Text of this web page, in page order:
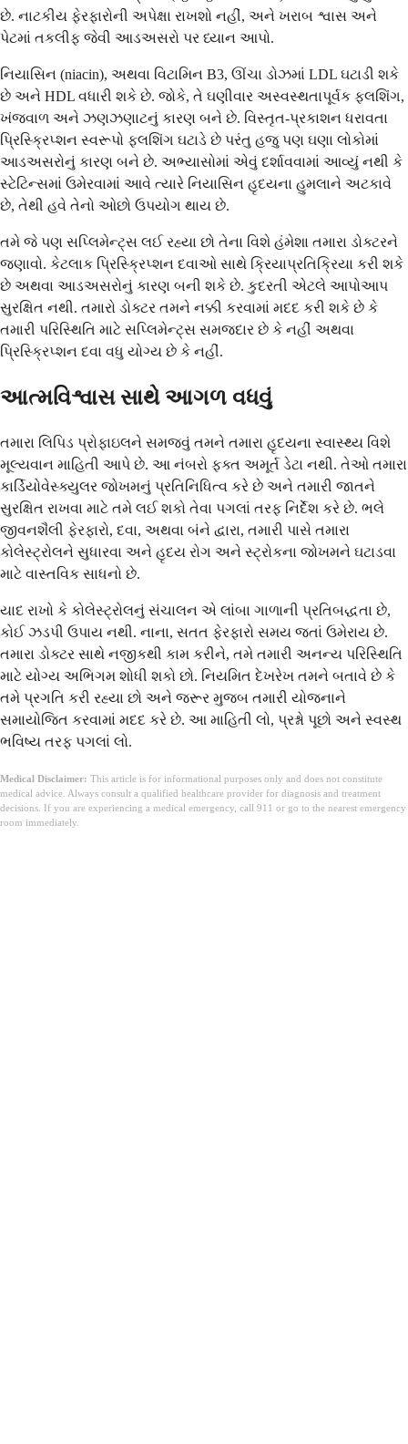
છે. નાટકીય ફેરફારોની અપેક્ષા રાખશો નહીં, અને ખરાબ શ્વાસ અને
પેટમાં તકલીફ જેવી આડઅસરો પર ધ્યાન આપો.
નિયાસિન (niacin), અથવા વિટામિન B3, ઊંચા ડોઝમાં LDL ઘટાડી શકે
છે અને HDL વધારી શકે છે. જોકે, તે ઘણીવાર અસ્વસ્થતાપૂર્વક ફ્લશિંગ,
ખંજવાળ અને ઝણઝણાટનું કારણ બને છે. વિસ્તૃત-પ્રકાશન ધરાવતા
પ્રિસ્ક્રિપ્શન સ્વરૂપો ફ્લશિંગ ઘટાડે છે પરંતુ હજુ પણ ઘણા લોકોમાં
આડઅસરોનું કારણ બને છે. અભ્યાસોમાં એવું દર્શાવવામાં આવ્યું નથી કે
સ્ટેટિન્સમાં ઉમેરવામાં આવે ત્યારે નિયાસિન હૃદયના હુમલાને અટકાવે
છે, તેથી હવે તેનો ઓછો ઉપયોગ થાય છે.
તમે જે પણ સપ્લિમેન્ટ્સ લઈ રહ્યા છો તેના વિશે હંમેશા તમારા ડોક્ટરને
જણાવો. કેટલાક પ્રિસ્ક્રિપ્શન દવાઓ સાથે ક્રિયાપ્રતિક્રિયા કરી શકે
છે અથવા આડઅસરોનું કારણ બની શકે છે. કુદરતી એટલે આપોઆપ
સુરક્ષિત નથી. તમારો ડોક્ટર તમને નક્કી કરવામાં મદદ કરી શકે છે કે
તમારી પરિસ્થિતિ માટે સપ્લિમેન્ટ્સ સમજદાર છે કે નહીં અથવા
પ્રિસ્ક્રિપ્શન દવા વધુ યોગ્ય છે કે નહીં.
આત્મવિશ્વાસ સાથે આગળ વધવું
તમારા લિપિડ પ્રોફાઇલને સમજવું તમને તમારા હૃદયના સ્વાસ્થ્ય વિશે
મૂલ્યવાન માહિતી આપે છે. આ નંબરો ફક્ત અમૂર્ત ડેટા નથી. તેઓ તમારા
કાર્ડિયોવેસ્ક્યુલર જોખમનું પ્રતિનિધિત્વ કરે છે અને તમારી જાતને
સુરક્ષિત રાખવા માટે તમે લઈ શકો તેવા પગલાં તરફ નિર્દેશ કરે છે. ભલે
જીવનશૈલી ફેરફારો, દવા, અથવા બંને દ્વારા, તમારી પાસે તમારા
કોલેસ્ટ્રોલને સુધારવા અને હૃદય રોગ અને સ્ટ્રોકના જોખમને ઘટાડવા
માટે વાસ્તવિક સાધનો છે.
યાદ રાખો કે કોલેસ્ટ્રોલનું સંચાલન એ લાંબા ગાળાની પ્રતિબદ્ધતા છે,
કોઈ ઝડપી ઉપાય નથી. નાના, સતત ફેરફારો સમય જતાં ઉમેરાય છે.
તમારા ડોક્ટર સાથે નજીકથી કામ કરીને, તમે તમારી અનન્ય પરિસ્થિતિ
માટે યોગ્ય અભિગમ શોધી શકો છો. નિયમિત દેખરેખ તમને બતાવે છે કે
તમે પ્રગતિ કરી રહ્યા છો અને જરૂર મુજબ તમારી યોજનાને
સમાયોજિત કરવામાં મદદ કરે છે. આ માહિતી લો, પ્રશ્નો પૂછો અને સ્વસ્થ
ભવિષ્ય તરફ પગલાં લો.
Medical Disclaimer: This article is for informational purposes only and does not constitute
medical advice. Always consult a qualified healthcare provider for diagnosis and treatment
decisions. If you are experiencing a medical emergency, call 911 or go to the nearest emergency
room immediately.